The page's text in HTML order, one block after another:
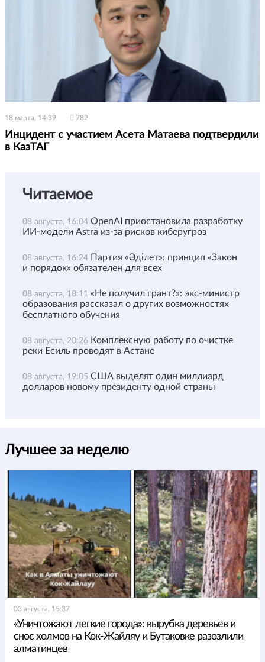
18 марта, 14:39 782
Инцидент с участием Асета Матаева подтвердили
в КазТАГ
Читаемое
08 августа, 16:04 OpenAI приостановила разработку
ИИ-модели Astra из-за рисков киберугроз
08 августа, 16:24 Партия «Әділет»: принцип «Закон
и порядок» обязателен для всех
08 августа, 18:11 «Не получил грант?»: экс-министр
образования рассказал о других возможностях
бесплатного обучения
08 августа, 20:26 Комплексную работу по очистке
реки Есиль проводят в Астане
08 августа, 19:05 США выделят один миллиард
долларов новому президенту одной страны
Лучшее за неделю
03 августа, 15:37
«Уничтожают легкие города»: вырубка деревьев и
снос холмов на Кок-Жайляу и Бутаковке разозлили
алматинцев